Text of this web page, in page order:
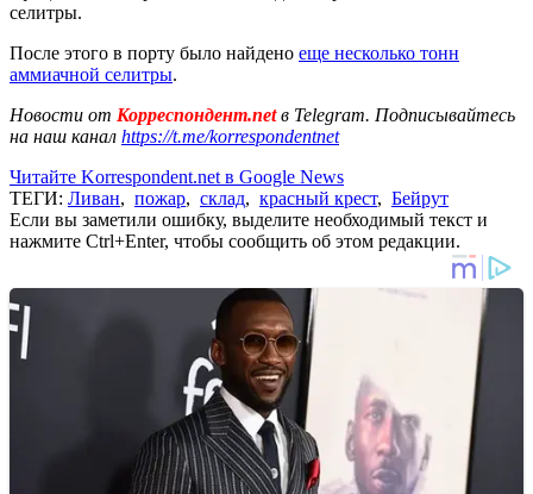
селитры.
После этого в порту было найдено еще несколько тонн
аммиачной селитры.
Новости от Корреспондент.netв Telegram. Подписывайтесь
на наш канал https://t.me/korrespondentnet
Читайте Korrespondent.net в Google News
ТЕГИ: Ливан, пожар, склад, красный крест, Бейрут
Если вы заметили ошибку, выделите необходимый текст и
нажмите Ctrl+Enter, чтобы сообщить об этом редакции.